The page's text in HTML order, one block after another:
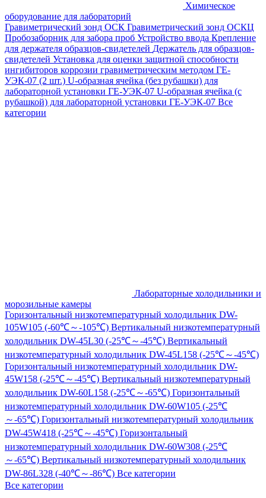
Химическое
оборудование для лабораторий
Гравиметрический зонд ОСК Гравиметрический зонд ОСКЦ
Пробозаборник для забора проб Устройство ввода Крепление
для держателя образцов-свидетелей Держатель для образцов-
свидетелей Установка для оценки защитной способности
ингибиторов коррозии гравиметрическим методом ГЕ-
УЭК-07 (2 шт.) U-образная ячейка (без рубашки) для
лабораторной установки ГЕ-УЭК-07 U-образная ячейка (с
рубашкой) для лабораторной установки ГЕ-УЭК-07 Все
категории
Лабораторные холодильники и
морозильные камеры
Горизонтальный низкотемпературный холодильник DW-
105W105 (-60℃～-105℃) Вертикальный низкотемпературный
холодильник DW-45L30 (-25℃～-45℃) Вертикальный
низкотемпературный холодильник DW-45L158 (-25℃～-45℃)
Горизонтальный низкотемпературный холодильник DW-
45W158 (-25℃～-45℃) Вертикальный низкотемпературный
холодильник DW-60L158 (-25℃～-65℃) Горизонтальный
низкотемпературный холодильник DW-60W105 (-25℃
～-65℃) Горизонтальный низкотемпературный холодильник
DW-45W418 (-25℃～-45℃) Горизонтальный
низкотемпературный холодильник DW-60W308 (-25℃
～-65℃) Вертикальный низкотемпературный холодильник
DW-86L328 (-40℃～-86℃) Все категории
Все категории